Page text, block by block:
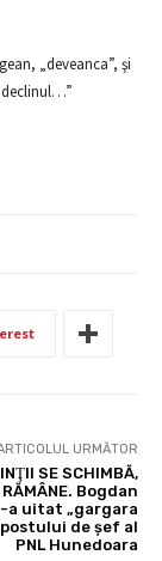
„deveanca”, şi
declinul…”
URMĂTOR
SE SCHIMBĂ,
RĂMÂNE. Bogdan
a uitat „gargara
postului de şef al
PNL Hunedoara